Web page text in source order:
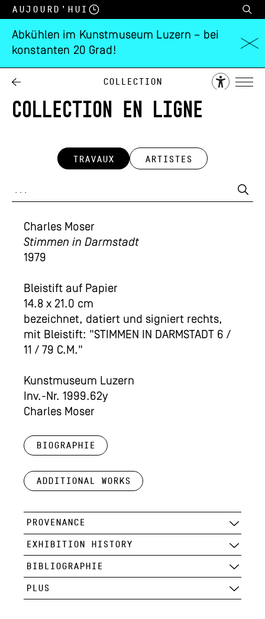
Aujourd’hui
Abkühlen im Kunstmuseum Luzern – bei
konstanten 20 Grad!
Collection
COLLECTION EN LIGNE
TRAVAUX ARTISTES
Charles Moser
Stimmen in Darmstadt
1979
Bleistift auf Papier
14.8 x 21.0 cm
bezeichnet, datiert und signiert rechts,
mit Bleistift: "STIMMEN IN DARMSTADT 6 /
11 / 79 C.M."
Kunstmuseum Luzern
Inv.-Nr. 1999.62y
Charles Moser
Biographie
Additional works
PROVENANCE
EXHIBITION HISTORY
BIBLIOGRAPHIE
PLUS